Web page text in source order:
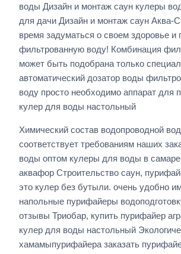
воды Дизайн и монтаж саун кулеры
для дачи Дизайн и монтаж саун Аква-
время задуматься о своем здоровье и
фильтрованную воду! Комбинация
может быть подобрана только
автоматический дозатор воды
воду просто необходимо аппарат для
кулер для воды настольный
Химический состав водопроводной
соответствует требованиям наших
воды оптом кулеры для воды в
аквафор Строительство саун,
это кулер без бутыли. очень удобно
напольные пурифайеры
отзывы Триобар, купить пурифайер
кулер для воды настольный
хамамыпурифайера заказать